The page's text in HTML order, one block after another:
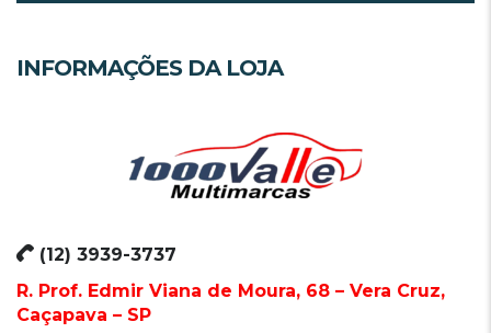
INFORMAÇÕES DA LOJA
(12) 3939-3737
R. Prof. Edmir Viana de Moura, 68 – Vera Cruz,
Caçapava – SP